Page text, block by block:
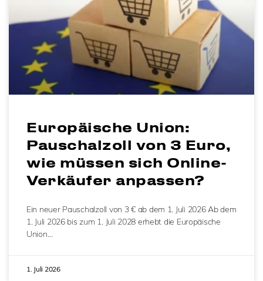
Europäische Union:
Pauschalzoll von 3 Euro,
wie müssen sich Online-
Verkäufer anpassen?
Ein neuer Pauschalzoll von 3 € ab dem 1. Juli 2026 Ab dem
1. Juli 2026 bis zum 1. Juli 2028 erhebt die Europäische
Union…
1. Juli 2026